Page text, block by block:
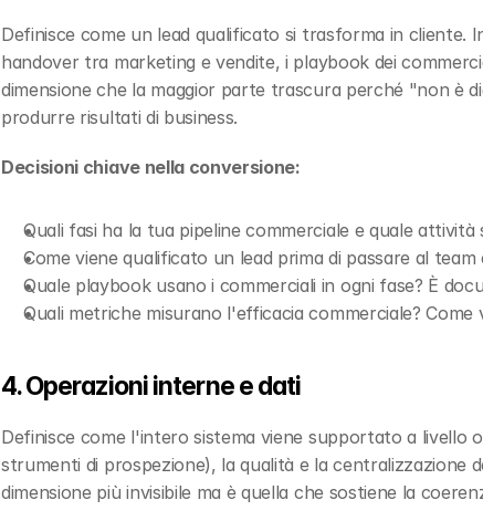
Definisce come un lead qualificato si trasforma in cliente.
handover tra marketing e vendite, i playbook dei
dimensione che la maggior parte trascura perché "non è
produrre risultati di business.
Decisioni chiave nella conversione:
Quali fasi ha la tua pipeline commerciale e quale attività
Come viene qualificato un lead prima di passare al
Quale playbook usano i commerciali in ogni fase? È
Quali metriche misurano l'efficacia commerciale?
4. Operazioni interne e dati
Definisce come l'intero sistema viene supportato a livello
strumenti di prospezione), la qualità e la centralizzazione
dimensione più invisibile ma è quella che sostiene la